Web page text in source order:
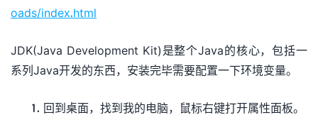
oads/index.html
JDK(Java Development Kit)是整个Java的核心，包括一
系列Java开发的东西，安装完毕需要配置一下环境变量。
回到桌面，找到我的电脑，鼠标右键打开属性面板。